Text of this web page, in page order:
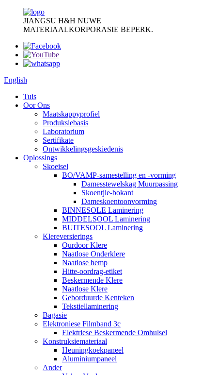
JIANGSU H&H NUWE
MATERIAALKORPORASIE BEPERK.
English
Tuis
Oor Ons
Maatskappyprofiel
Produksiebasis
Laboratorium
Sertifikate
Ontwikkelingsgeskiedenis
Oplossings
Skoeisel
BO/VAMP-samestelling en -vorming
Damesstewelskag Muurpassing
Skoentjie-bokant
Dameskoentoonvorming
BINNESOLE Laminering
MIDDELSOOL Laminering
BUITESOOL Laminering
Klereversierings
Ourdoor Klere
Naatlose Onderklere
Naatlose hemp
Hitte-oordrag-etiket
Beskermende Klere
Naatlose Klere
Geborduurde Kenteken
Tekstiellaminering
Bagasie
Elektroniese Filmband 3c
Elektriese Beskermende Omhulsel
Konstruksiemateriaal
Heuningkoekpaneel
Aluminiumpaneel
Ander